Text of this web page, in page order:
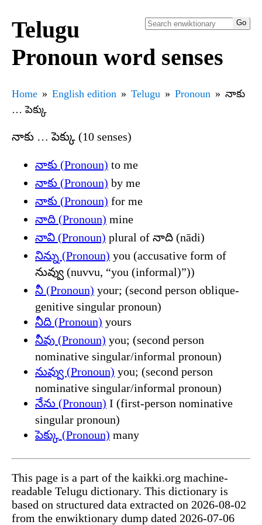
Telugu
Pronoun word senses
Home English edition Telugu Pronoun
నాకు
… పెక్కు
నాకు … పెక్కు (10 senses)
నాకు (Pronoun) to me
నాకు (Pronoun) by me
నాకు (Pronoun) for me
నాది (Pronoun) mine
నావి (Pronoun) plural of నాది (nādi)
నిన్ను (Pronoun) you (accusative form of
నువ్వు (nuvvu, “you (informal)”))
నీ (Pronoun) your; (second person oblique-
genitive singular pronoun)
నీది (Pronoun) yours
నీవు (Pronoun) you; (second person
nominative singular/informal pronoun)
నువ్వు (Pronoun) you; (second person
nominative singular/informal pronoun)
నేను (Pronoun) I (first-person nominative
singular pronoun)
పెక్కు (Pronoun) many
This page is a part of the kaikki.org machine-
readable Telugu dictionary. This dictionary is
based on structured data extracted on 2026-08-02
from the enwiktionary dump dated 2026-07-06